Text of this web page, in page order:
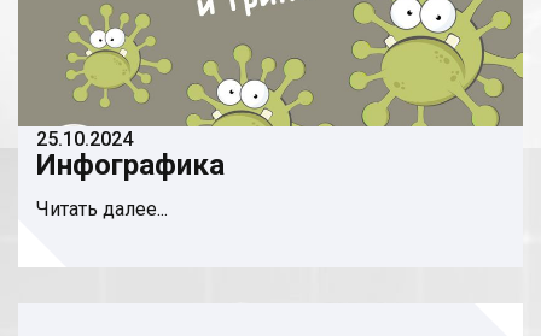
25.10.2024
Инфографика
Читать далее...